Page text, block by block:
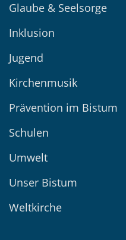
Glaube & Seelsorge
Inklusion
Jugend
Kirchenmusik
Prävention im Bistum
Schulen
Umwelt
Unser Bistum
Weltkirche